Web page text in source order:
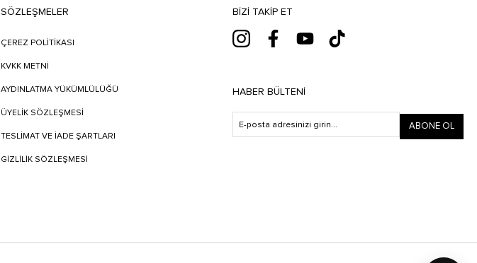
SÖZLEŞMELER
ÇEREZ POLİTİKASI
KVKK METNİ
AYDINLATMA YÜKÜMLÜLÜĞÜ
ÜYELIK SÖZLEŞMESI
TESLIMAT VE İADE ŞARTLARI
GİZLİLİK SÖZLEŞMESİ
BIZI TAKIP ET
HABER BÜLTENI
ABONE OL